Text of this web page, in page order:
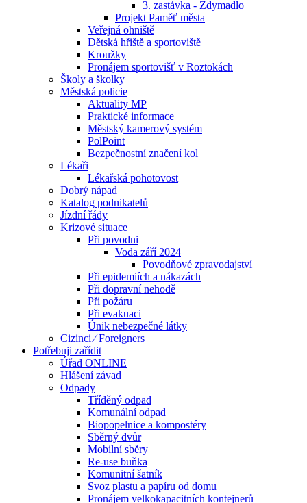
3. zastávka - Zdymadlo
Projekt Paměť města
Veřejná ohniště
Dětská hřiště a sportoviště
Kroužky
Pronájem sportovišť v Roztokách
Školy a školky
Městská policie
Aktuality MP
Praktické informace
Městský kamerový systém
PolPoint
Bezpečnostní značení kol
Lékaři
Lékařská pohotovost
Dobrý nápad
Katalog podnikatelů
Jízdní řády
Krizové situace
Při povodni
Voda září 2024
Povodňové zpravodajství
Při epidemiích a nákazách
Při dopravní nehodě
Při požáru
Při evakuaci
Únik nebezpečné látky
Cizinci ⁄ Foreigners
Potřebuji zařídit
Úřad ONLINE
Hlášení závad
Odpady
Tříděný odpad
Komunální odpad
Biopopelnice a kompostéry
Sběrný dvůr
Mobilní sběry
Re-use buňka
Komunitní šatník
Svoz plastu a papíru od domu
Pronájem velkokapacitních kontejnerů